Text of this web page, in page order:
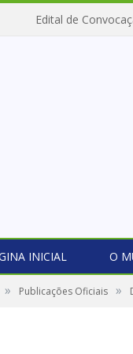
Edital de
INICIAL O
» Publicações Oficiais »